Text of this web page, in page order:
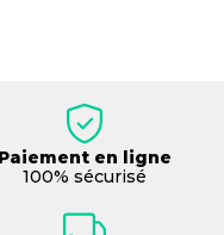
Paiement en ligne
100% sécurisé